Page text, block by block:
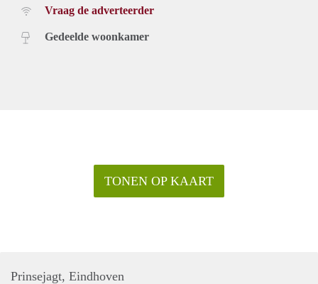
Vraag de adverteerder
Gedeelde woonkamer
TONEN OP KAART
Prinsejagt, Eindhoven